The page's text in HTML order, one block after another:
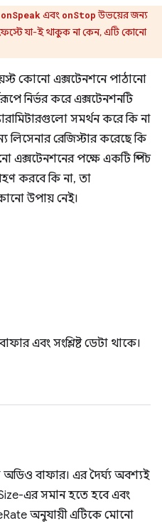
onSpeak এবং onStopউভয়ের জন্য
যা-ই থাকুক না কেন, এটি কোনো
কোনো এক্সটেনশনে পাঠানো
নির্ভর করে এক্সটেনশনটি
সমর্থন করে কি না
লিসেনার রেজিস্টার করেছে কি
পক্ষে একটি স্পিচ
করবে কি না, তা
উপায় নেই।
এবং সংশ্লিষ্ট ডেটা থাকে।
বাফার। এর দৈর্ঘ্য অবশ্যই
এর সমান হতে হবে এবং
অনুযায়ী এটিকে মোনো